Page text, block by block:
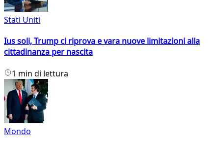
Stati Uniti
Ius soli, Trump ci riprova e vara nuove limitazioni alla
cittadinanza per nascita
1 min di lettura
Mondo